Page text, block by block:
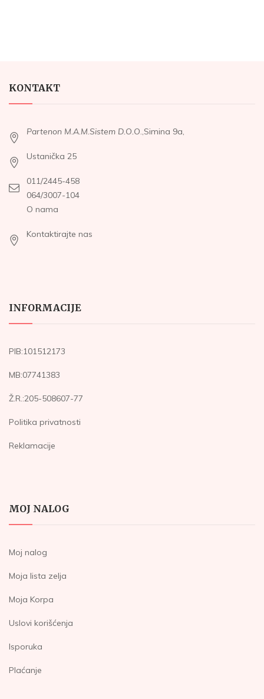
KONTAKT
Partenon M.A.M.Sistem D.O.O.,Simina 9a,
Ustanička 25
011/2445-458
064/3007-104
O nama
Kontaktirajte nas
INFORMACIJE
PIB:101512173
MB:07741383
Ž.R.:205-508607-77
Politika privatnosti
Reklamacije
MOJ NALOG
Moj nalog
Moja lista zelja
Moja Korpa
Uslovi korišćenja
Isporuka
Plaćanje